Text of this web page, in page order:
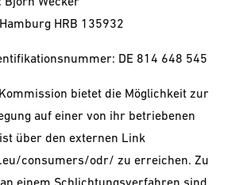
HRB ​135932
DE 814 648 545
bietet die Möglichkeit zur
auf einer von ihr betriebenen
über den externen Link
consumers/odr/ zu erreichen. Zu
einem Schlichtungsverfahren sind